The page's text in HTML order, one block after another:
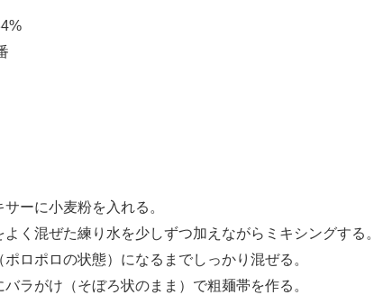
ーに小麦粉を入れる。
く混ぜた練り水を少しずつ加えながらミキシングする。
ロポロの状態）になるまでしっかり混ぜる。
ラがけ（そぼろ状のまま）で粗麺帯を作る。